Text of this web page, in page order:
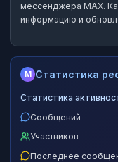
мессенджера MAX.
информацию и
M Статистика
Статистика
Сообщений
Участников
Последнее